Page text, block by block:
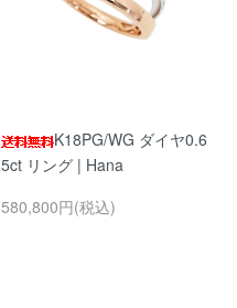
K18PG/WG ダイヤ0.6
5ct リング | Hana
580,800円(税込)